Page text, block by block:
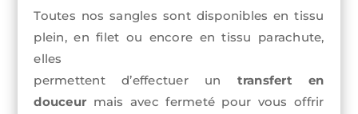
Toutes nos sangles sont disponibles en tissu
plein, en filet ou encore en tissu parachute,
elles
permettent d’effectuer un transfert en
douceur mais avec fermeté pour vous offrir